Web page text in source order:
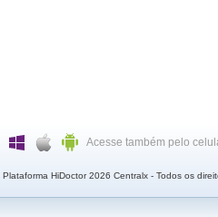
Acesse também pelo
Plataforma HiDoctor 2026 Centralx - Todos os